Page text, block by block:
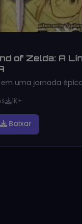
of Zelda: A
em uma jornada
1K+
Baixar